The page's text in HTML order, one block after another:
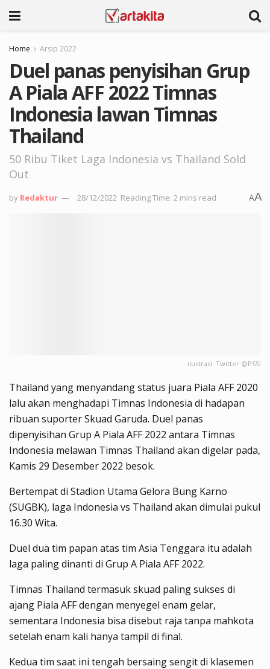
Home Arsip 2022
Duel panas penyisihan Grup
A Piala AFF 2022 Timnas
Indonesia lawan Timnas
Thailand
50 Ribu Tiket Laga Indonesia vs Thailand Sold
Out
by Redaktur 28/12/2022 Reading Time: 2 mins read AA
ilustrasi: Twitter @PSSI
Thailand yang menyandang status juara Piala AFF 2020
lalu akan menghadapi Timnas Indonesia di hadapan
ribuan suporter Skuad Garuda. Duel panas
dipenyisihan Grup A Piala AFF 2022 antara Timnas
Indonesia melawan Timnas Thailand akan digelar pada,
Kamis 29 Desember 2022 besok.
Bertempat di Stadion Utama Gelora Bung Karno
(SUGBK), laga Indonesia vs Thailand akan dimulai pukul
16.30 Wita.
Duel dua tim papan atas tim Asia Tenggara itu adalah
laga paling dinanti di Grup A Piala AFF 2022.
Timnas Thailand termasuk skuad paling sukses di
ajang Piala AFF dengan menyegel enam gelar,
sementara Indonesia bisa disebut raja tanpa mahkota
setelah enam kali hanya tampil di final.
Kedua tim saat ini tengah bersaing sengit di klasemen